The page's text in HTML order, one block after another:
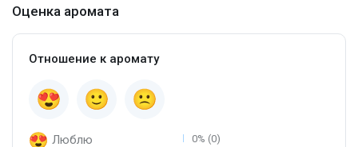
Оценка аромата
Отношение к аромату
Люблю 0% (0)